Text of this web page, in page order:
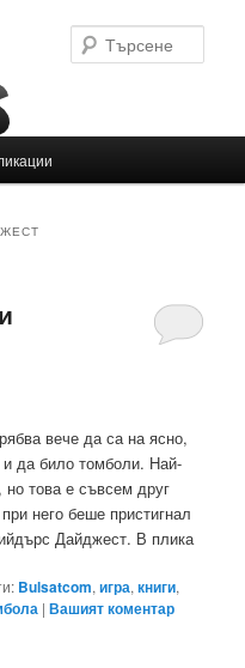
вече да са на ясно,
и да било томболи. Най-
това е съвсем друг
него беше пристигнал
Дайджест. В плика
Bulsatcom,игра,книги,
|Вашият коментар